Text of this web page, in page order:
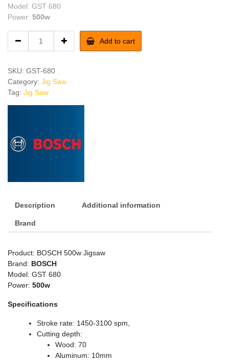
Model: GST 680
Power: 500w
500w
quantity
Add to cart
SKU: GST-680
Category: Jig Saw
Tag: Jig Saw
Description Additional information
Brand
Product: BOSCH 500w Jigsaw
Brand: BOSCH
Model: GST 680
Power: 500w
Specifications
Stroke rate: 1450-3100 spm,
Cutting depth:
Wood: 70
Aluminum: 10mm